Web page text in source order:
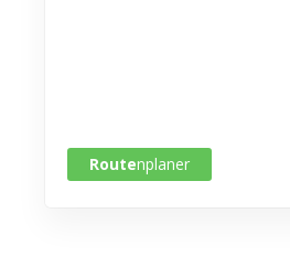
Routenplaner